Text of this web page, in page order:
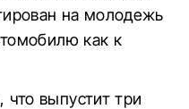
на молодежь
как к
что выпустит три